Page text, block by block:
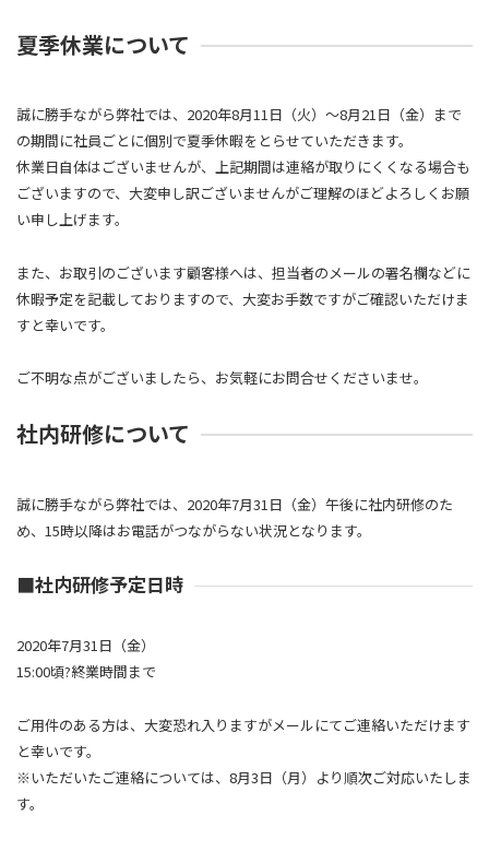
夏季休業について
誠に勝手ながら弊社では、2020年8月11日（火）〜8月21日（金）まで
の期間に社員ごとに個別で夏季休暇をとらせていただきます。
休業日自体はございませんが、上記期間は連絡が取りにくくなる場合も
ございますので、大変申し訳ございませんがご理解のほどよろしくお願
い申し上げます。
また、お取引のございます顧客様へは、担当者のメールの署名欄などに
休暇予定を記載しておりますので、大変お手数ですがご確認いただけま
すと幸いです。
ご不明な点がございましたら、お気軽にお問合せくださいませ。
社内研修について
誠に勝手ながら弊社では、2020年7月31日（金）午後に社内研修のた
め、15時以降はお電話がつながらない状況となります。
■社内研修予定日時
2020年7月31日（金）
15:00頃?終業時間まで
ご用件のある方は、大変恐れ入りますがメールにてご連絡いただけます
と幸いです。
※いただいたご連絡については、8月3日（月）より順次ご対応いたしま
す。